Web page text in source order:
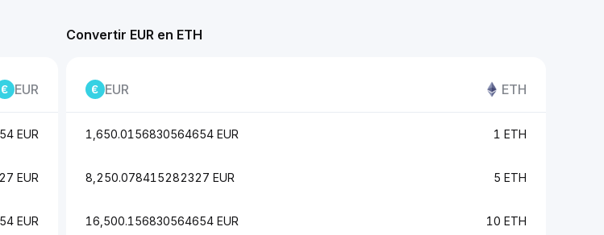
EUR
EUR
EUR
EUR
Convertir EUR en ETH
EUR ETH
1,650.0156830564654 EUR 1 ETH
8,250.078415282327 EUR 5 ETH
16,500.156830564654 EUR 10 ETH